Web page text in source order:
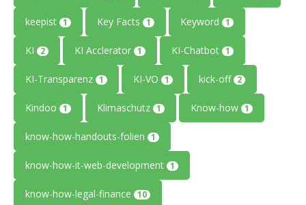
keepist 1 Key Facts 1 Keyword 1
KI 2 KI Acclerator 1 KI-Chatbot 1
KI-Transparenz 1 KI-VO 1 kick-off 2
Kindoo 1 Klimaschutz 1 Know-how 1
know-how-handouts-folien 1
know-how-it-web-development 1
know-how-legal-finance 10